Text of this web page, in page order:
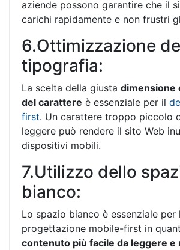
aziende possono garantire che il
carichi rapidamente e non frustri
6.Ottimizzazione
tipografia:
La scelta della giusta dimensione
del carattere è essenziale per il
first. Un carattere troppo piccolo
leggere può rendere il sito Web
dispositivi mobili.
7.Utilizzo dello
bianco:
Lo spazio bianco è essenziale per
progettazione mobile-first in
contenuto più facile da leggere e